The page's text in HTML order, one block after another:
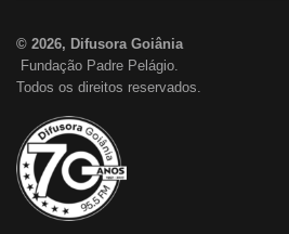
© 2026, Difusora Goiânia
Fundação Padre Pelágio.
Todos os direitos reservados.